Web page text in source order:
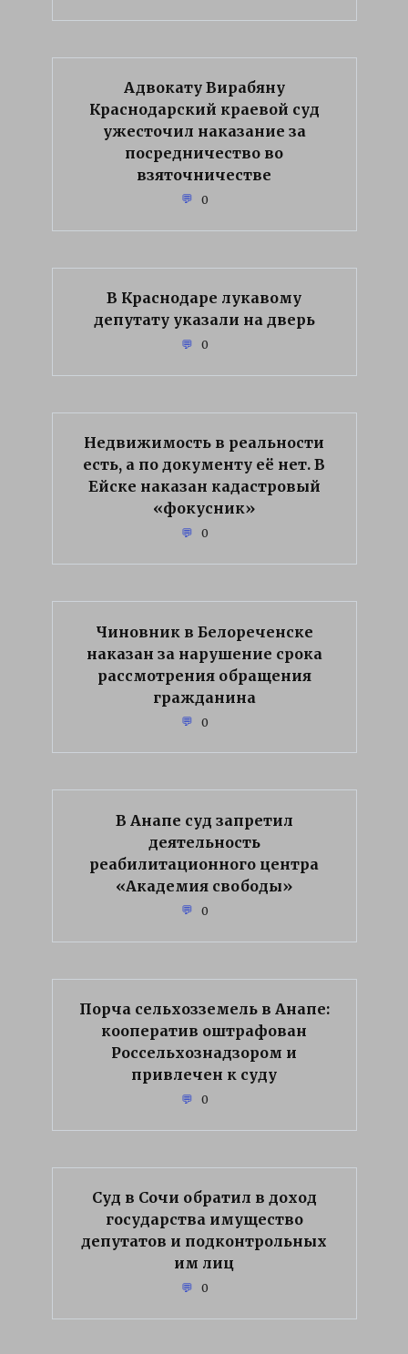
Адвокату Вирабяну
Краснодарский краевой суд
ужесточил наказание за
посредничество во
взяточничестве
0
В Краснодаре лукавому
депутату указали на дверь
0
Недвижимость в реальности
есть, а по документу её нет. В
Ейске наказан кадастровый
«фокусник»
0
Чиновник в Белореченске
наказан за нарушение срока
рассмотрения обращения
гражданина
0
В Анапе суд запретил
деятельность
реабилитационного центра
«Академия свободы»
0
Порча сельхозземель в Анапе:
кооператив оштрафован
Россельхознадзором и
привлечен к суду
0
Суд в Сочи обратил в доход
государства имущество
депутатов и подконтрольных
им лиц
0